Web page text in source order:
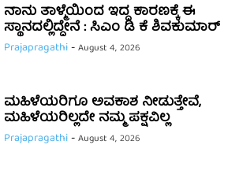
ನಾನು ತಾಳ್ಮೆಯಿಂದ ಇದ್ದ ಕಾರಣಕ್ಕೆ ಈ
ಸ್ಥಾನದಲ್ಲಿದ್ದೇನೆ : ಸಿಎಂ ಡಿ ಕೆ ಶಿವಕುಮಾರ್
Prajapragathi-August 4, 2026
ಮಹಿಳೆಯರಿಗೂ ಅವಕಾಶ ನೀಡುತ್ತೇವೆ,
ಮಹಿಳೆಯರಿಲ್ಲದೇ ನಮ್ಮ ಪಕ್ಷವಿಲ್ಲ
Prajapragathi-August 4, 2026